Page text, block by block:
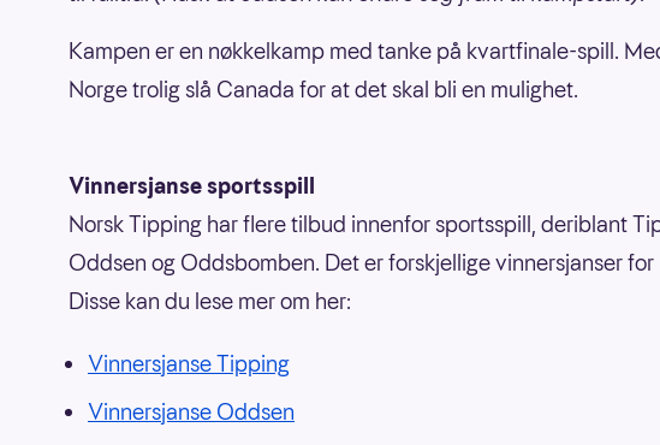
Kampen er en nøkkelkamp med tanke på kvartfinale-spill.
Norge trolig slå Canada for at det skal bli en mulighet.
Vinnersjanse sportsspill
Norsk Tipping har flere tilbud innenfor sportsspill, deriblant
Oddsen og Oddsbomben. Det er forskjellige vinnersjanser for
Disse kan du lese mer om her:
Vinnersjanse Tipping
Vinnersjanse Oddsen